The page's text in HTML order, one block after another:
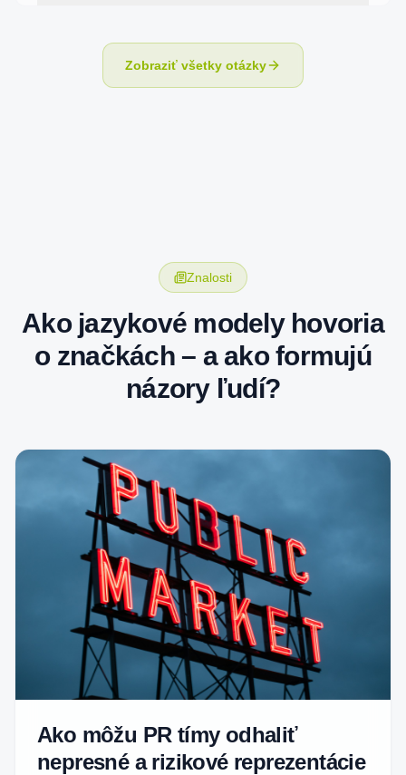
Zobraziť všetky otázky
Znalosti
Ako jazykové modely hovoria
o značkách – a ako formujú
názory ľudí?
Ako môžu PR tímy odhaliť
nepresné a rizikové reprezentácie